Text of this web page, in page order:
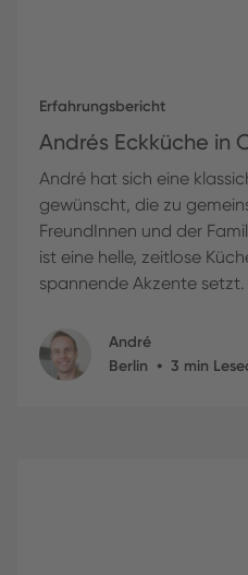
Erfahrungsbericht
Andrés Eckküche in
André hat sich eine
gewünscht, die zu
FreundInnen und der
ist eine helle, zeitlose
spannende Akzente setzt.
André
Berlin • 3 min